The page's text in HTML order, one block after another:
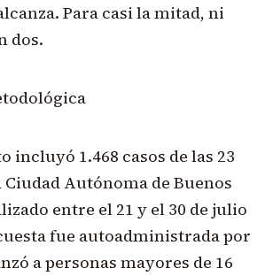
Para casi la mitad, ni
dos.
incluyó 1.468 casos de las 23
Autónoma de Buenos
entre el 21 y el 30 de julio
fue autoadministrada por
a personas mayores de 16